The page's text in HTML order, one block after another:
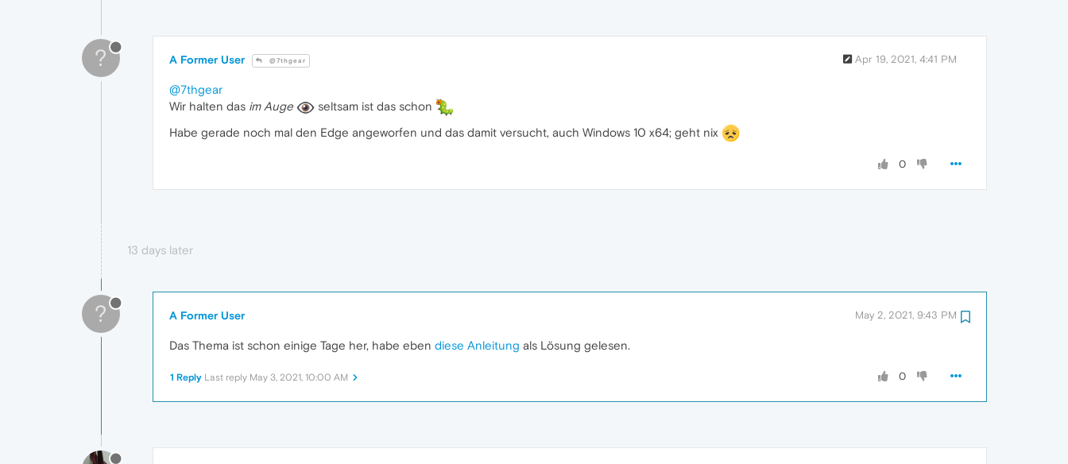
? A Former User @7thgear Apr 19, 2021, 4:41 PM
@7thgear
Wir halten das im Auge
seltsam ist das schon
Habe gerade noch mal den Edge angeworfen und das damit versucht, auch Windows 10 x64; geht nix
0
13 days later
? A Former User May 2, 2021, 9:43 PM
Das Thema ist schon einige Tage her, habe eben diese Anleitung als Lösung gelesen.
0
1 Reply Last reply May 3, 2021, 10:00 AM